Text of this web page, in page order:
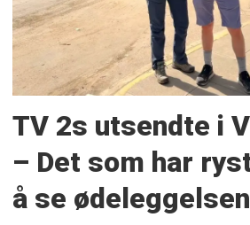
TV 2s utsendte i
– Det som har
å se